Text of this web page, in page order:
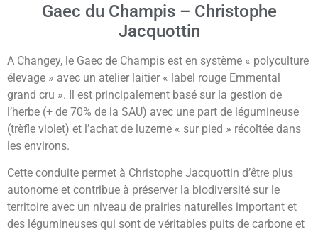
Gaec du Champis – Christophe
Jacquottin
A Changey, le Gaec de Champis est en système « polyculture
élevage » avec un atelier laitier « label rouge Emmental
grand cru ». Il est principalement basé sur la gestion de
l’herbe (+ de 70% de la SAU) avec une part de légumineuse
(trèfle violet) et l’achat de luzerne « sur pied » récoltée dans
les environs.
Cette conduite permet à Christophe Jacquottin d’être plus
autonome et contribue à préserver la biodiversité sur le
territoire avec un niveau de prairies naturelles important et
des légumineuses qui sont de véritables puits de carbone et